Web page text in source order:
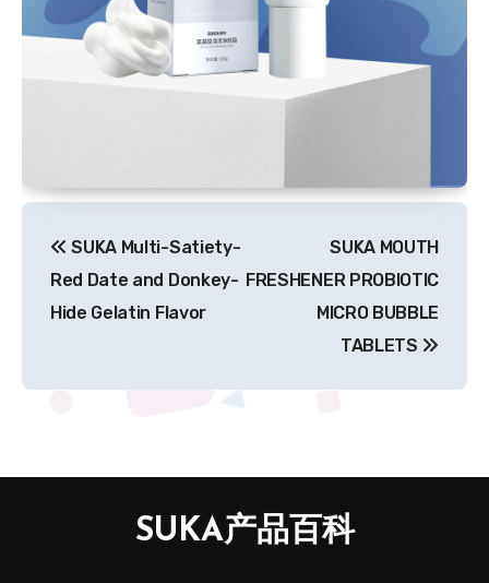
章
导
SUKA Multi-Satiety-
Red Date and Donkey-
Hide Gelatin Flavor
SUKA MOUTH
FRESHENER PROBIOTIC
MICRO BUBBLE
TABLETS
SUKA产品百科